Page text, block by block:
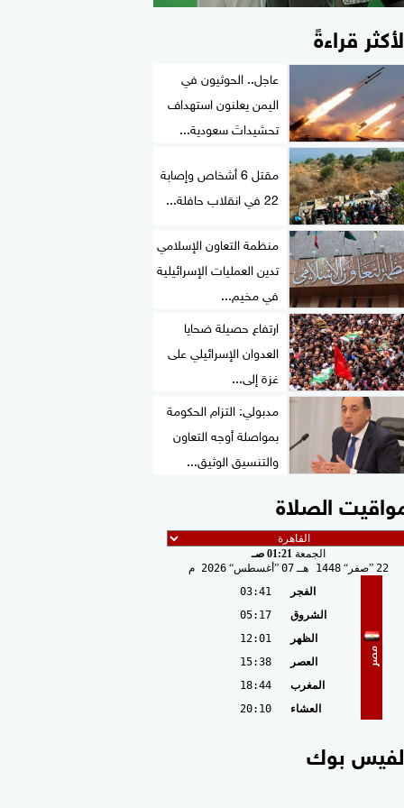
قراءةً
عاجل.. الحوثيون في
اليمن يعلنون استهداف
تحشيداتَ سعودية...
مقتل 6 أشخاص وإصابة
22 في انقلاب حافلة...
منظمة التعاون الإسلامي
تدين العمليات الإسرائيلية
في مخيم...
ارتفاع حصيلة ضحايا
العدوان الإسرائيلي على
غزة إلى...
مدبولي: التزام الحكومة
بمواصلة أوجه التعاون
والتنسيق الوثيق...
الصلاة
الجمعة 01:21 صـ
22 صفر 1448 هـ 07 أغسطس 2026 م
مصر
الفجر
03:41
الشروق
05:17
الظهر
12:01
العصر
15:38
المغرب
18:44
العشاء
20:10
بوك